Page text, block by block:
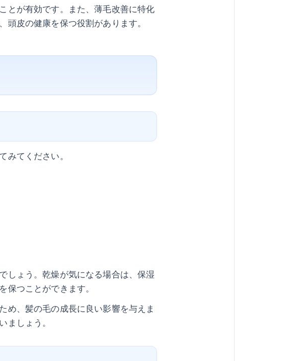
とが有効です。また、薄毛改善に特化
皮の健康を保つ役割があります。
みてください。
しょう。乾燥が気になる場合は、保湿
つことができます。
め、髪の毛の成長に良い影響を与えま
ましょう。